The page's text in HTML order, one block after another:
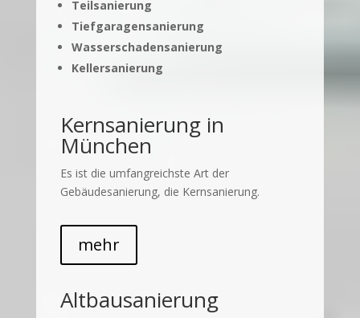
Teilsanierung
Tiefgaragensanierung
Wasserschadensanierung
Kellersanierung
Kernsanierung in
München
Es ist die umfangreichste Art der
Gebäudesanierung, die Kernsanierung.
mehr
Altbausanierung